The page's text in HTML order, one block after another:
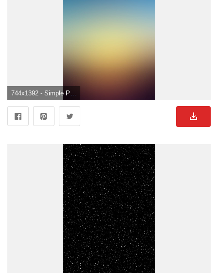
744x1392 - Simple Phone Wallpapers - Top gratis fondos simples de teléfono. Wallpaper sencillos.